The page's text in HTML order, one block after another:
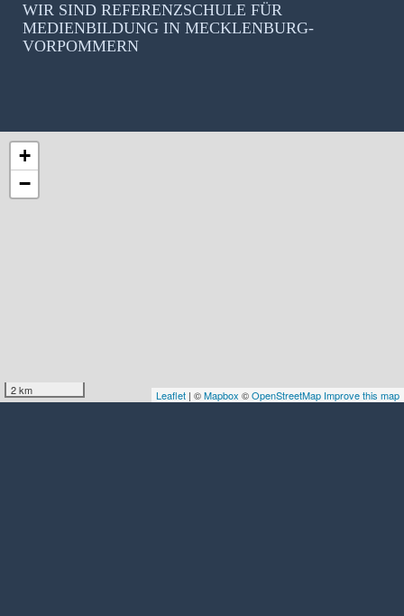
WIR SIND REFERENZSCHULE FÜR
MEDIENBILDUNG IN MECKLENBURG-
VORPOMMERN
+
−
2 km Leaflet | ©Mapbox ©OpenStreetMap Improve this map